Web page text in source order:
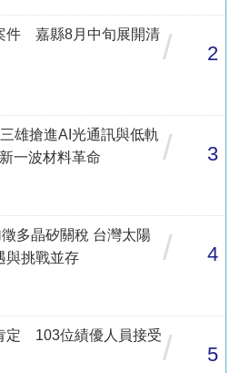
件 嘉縣8月中旬展開清 / 2
雄搶進AI光通訊與低軌
一波材料革命
/ 3
多晶矽關稅 台灣太陽
與挑戰並存
/ 4
定 103位績優人員接受/ 5